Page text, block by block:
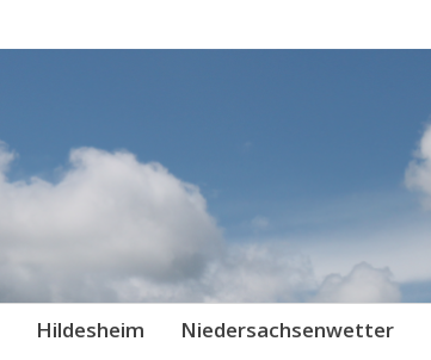
Hildesheim Niedersachsenwetter